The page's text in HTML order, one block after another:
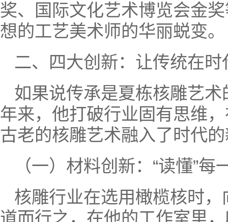
奖、国际文化艺术博览会金
想的工艺美术师的华丽蜕变。
二、四大创新：让传统在
如果说传承是夏栋核雕艺
年来，他打破行业固有思维
古老的核雕艺术融入了时代
（一）材料创新：“读懂”每
核雕行业在选用橄榄核时，
道而行之，在他的工作室里